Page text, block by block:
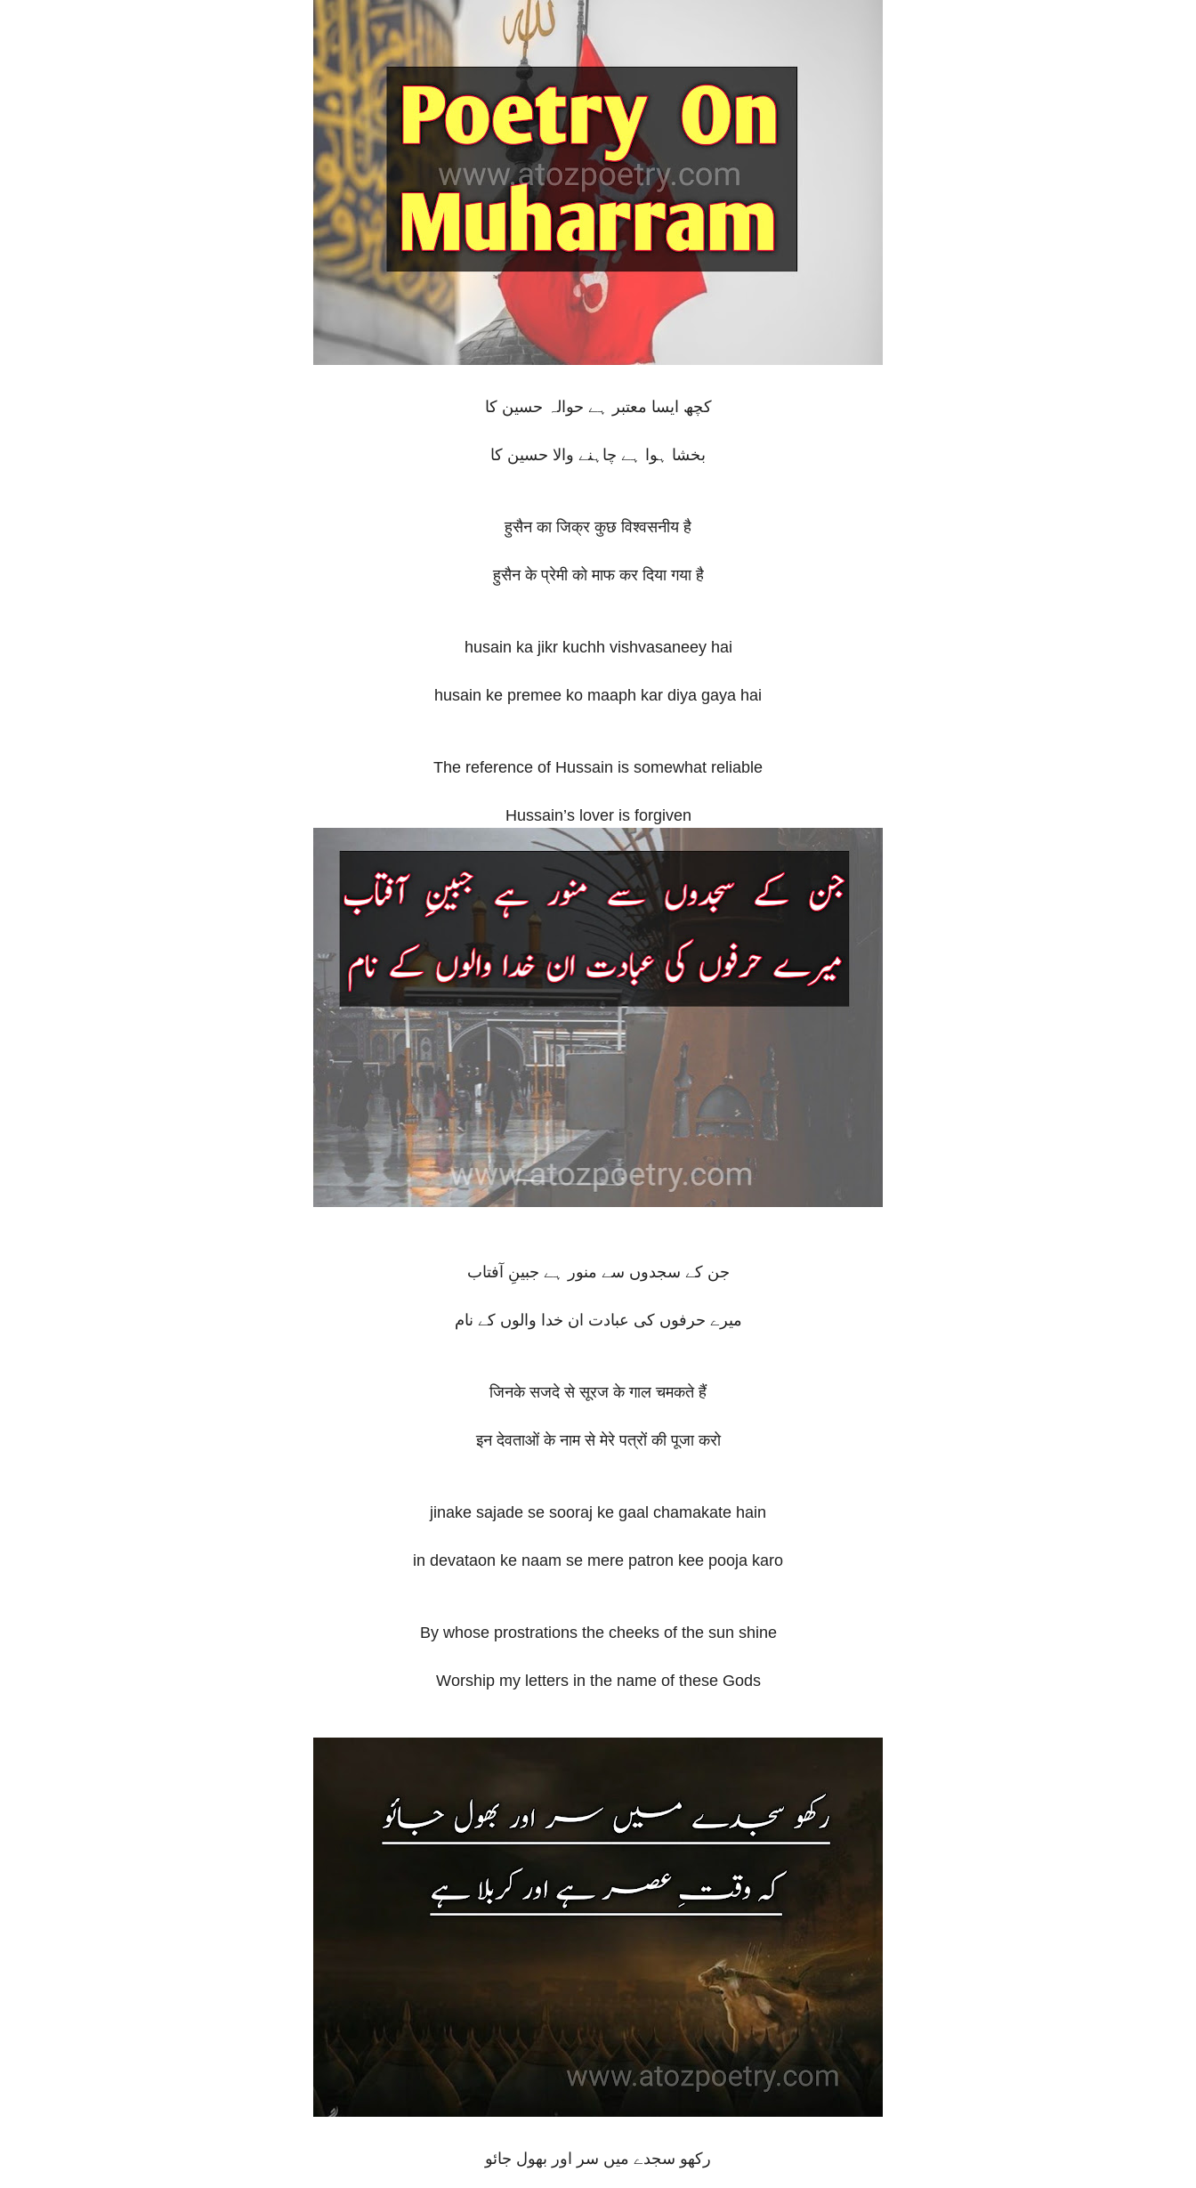
کچھ ایسا معتبر ہے حوالہ حسین کا
بخشا ہوا ہے چاہنے والا حسین کا
हुसैन का जिक्र कुछ विश्वसनीय है
हुसैन के प्रेमी को माफ कर दिया गया है
husain ka jikr kuchh vishvasaneey hai
husain ke premee ko maaph kar diya gaya hai
The reference of Hussain is somewhat reliable
Hussain’s lover is forgiven
جن کے سجدوں سے منور ہے جبینِ آفتاب
میرے حرفوں کی عبادت ان خدا والوں کے نام
जिनके सजदे से सूरज के गाल चमकते हैं
इन देवताओं के नाम से मेरे पत्रों की पूजा करो
jinake sajade se sooraj ke gaal chamakate hain
in devataon ke naam se mere patron kee pooja karo
By whose prostrations the cheeks of the sun shine
Worship my letters in the name of these Gods
رکھو سجدے میں سر اور بھول جائو